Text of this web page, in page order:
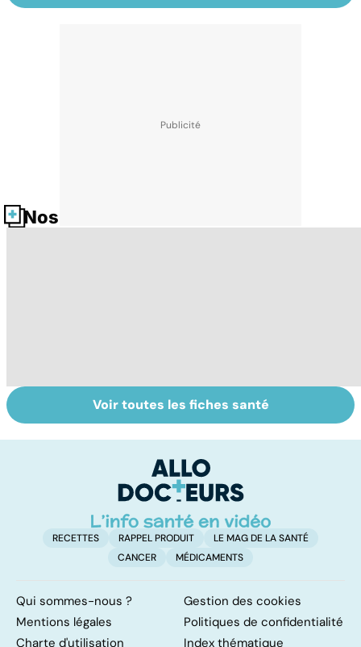
Nos fiches santé
Ados : que faire
en cas de
Automutilation :
des ados en
Voir toutes les fiches santé
RECETTES RAPPEL PRODUIT
LE MAG DE LA SANTÉ
CANCER
MÉDICAMENTS
Qui sommes-nous ?
Gestion des cookies
Mentions légales
Politiques de confidentialité
Charte d'utilisation
Index thématique